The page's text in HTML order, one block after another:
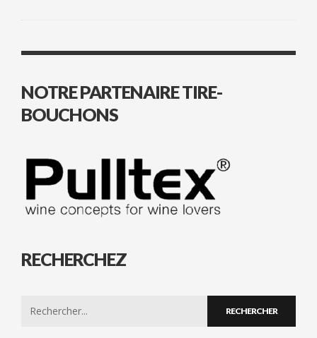
NOTRE PARTENAIRE TIRE-
BOUCHONS
RECHERCHEZ